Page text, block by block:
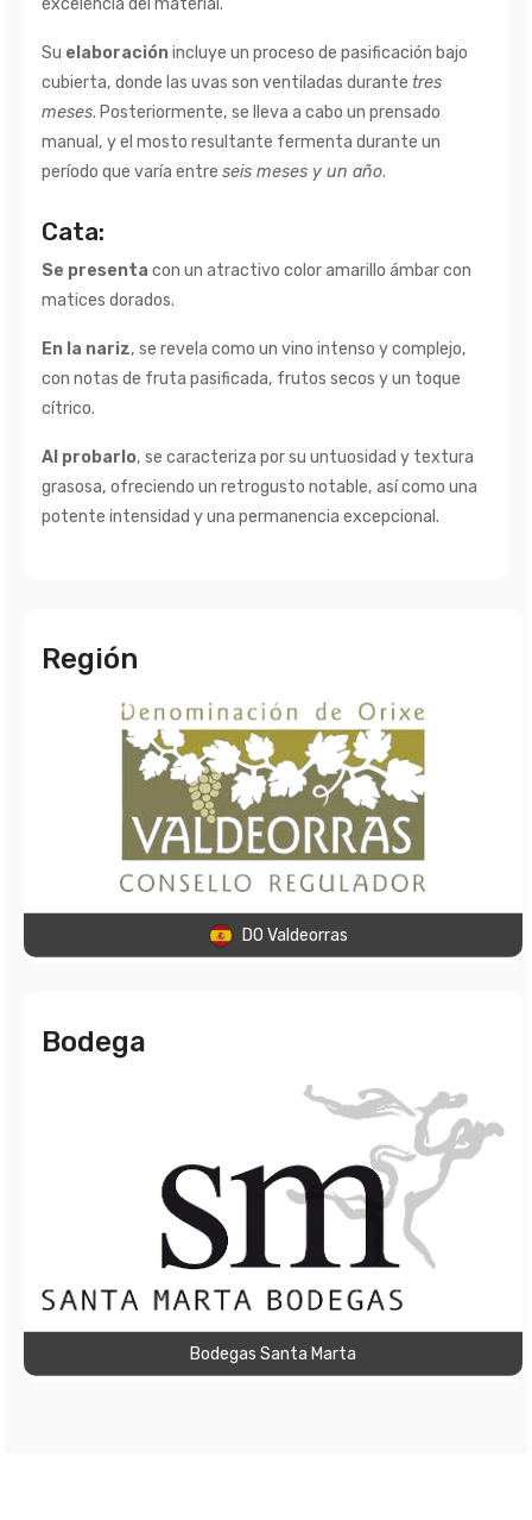
excelencia del material.
Su elaboraciónincluye un proceso de pasificación bajo
cubierta, donde las uvas son ventiladas durante tres
meses. Posteriormente, se lleva a cabo un prensado
manual, y el mosto resultante fermenta durante un
período que varía entre seis meses y un año.
Cata:
Se presenta con un atractivo color amarillo ámbar con
matices dorados.
En la nariz, se revela como un vino intenso y complejo,
con notas de fruta pasificada, frutos secos y un toque
cítrico.
Al probarlo, se caracteriza por su untuosidad y textura
grasosa, ofreciendo un retrogusto notable, así como una
potente intensidad y una permanencia excepcional.
Región
DO Valdeorras
Bodega
Bodegas Santa Marta